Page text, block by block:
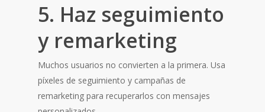
5. Haz seguimiento
y remarketing
Muchos usuarios no convierten a la primera. Usa
píxeles de seguimiento y campañas de
remarketing para recuperarlos con mensajes